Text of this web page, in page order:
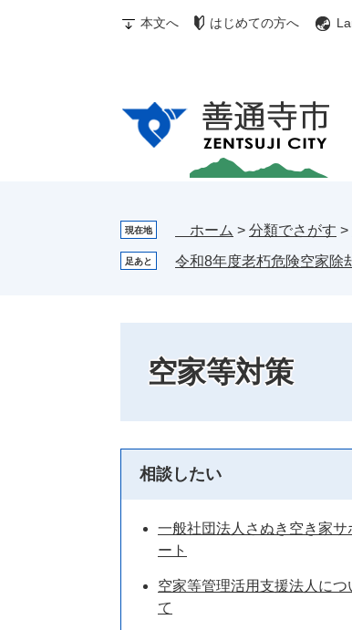
本文へ はじめての方へ
現在地 ホーム > 分類でさがす >
足あと 令和8年度老朽危険空家除
空家等対策
相談したい
一般社団法人さぬき空き家サ
ート
空家等管理活用支援法人につ
て